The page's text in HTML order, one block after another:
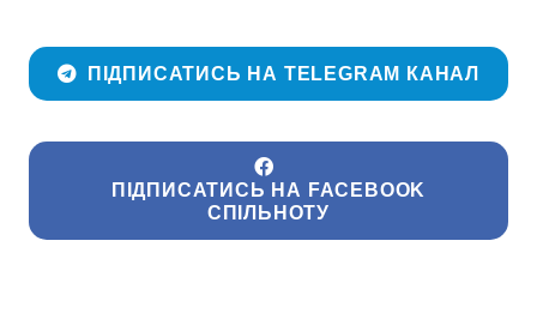
ПІДПИСАТИСЬ НА TELEGRAM КАНАЛ
ПІДПИСАТИСЬ НА FACEBOOK
СПІЛЬНОТУ